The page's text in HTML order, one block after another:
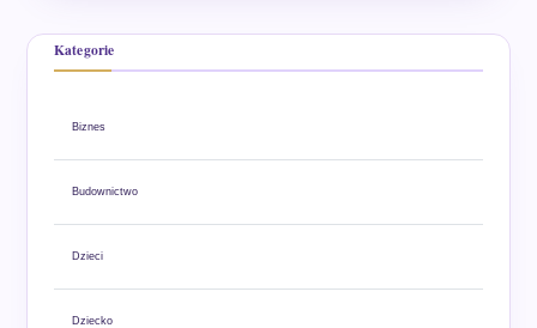
Kategorie
Biznes
Budownictwo
Dzieci
Dziecko